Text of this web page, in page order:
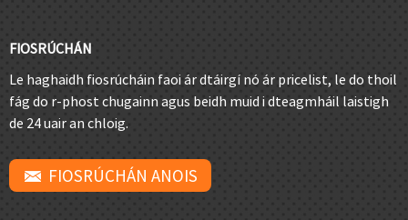
FIOSRÚCHÁN
Le haghaidh fiosrúcháin faoi ár dtáirgí nó ár pricelist, le do thoil
fág do r-phost chugainn agus beidh muid i dteagmháil laistigh
de 24 uair an chloig.
FIOSRÚCHÁN ANOIS